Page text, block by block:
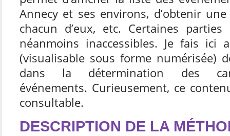
Annecy et ses environs, d’obtenir
chacun d’eux, etc. Certaines
néanmoins inaccessibles. Je fais ici
(visualisable sous forme numérisée)
dans la détermination des
événements. Curieusement, ce
consultable.
DESCRIPTION DE LA